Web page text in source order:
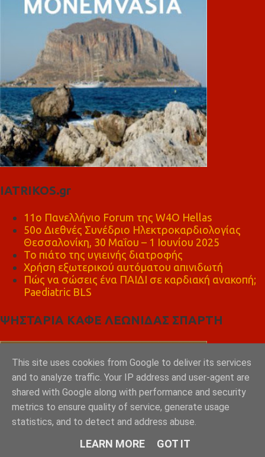
IATRIKOS.gr
11ο Πανελλήνιο Forum της W4O Hellas
50ο Διεθνές Συνέδριο Ηλεκτροκαρδιολογίας
Θεσσαλονίκη, 30 Μαΐου – 1 Ιουνίου 2025
Το πιάτο της υγιεινής διατροφής
Χρήση εξωτερικού αυτόματου απινιδωτή
Πώς να σώσεις ένα ΠΑΙΔΙ σε καρδιακή ανακοπή;
Paediatric BLS
ΨΗΣΤΑΡΙΑ ΚΑΦΕ ΛΕΩΝΙΔΑΣ ΣΠΑΡΤΗ
This site uses cookies from Google to deliver its services
and to analyze traffic. Your IP address and user-agent are
shared with Google along with performance and security
metrics to ensure quality of service, generate usage
statistics, and to detect and address abuse.
LEARN MORE GOT IT